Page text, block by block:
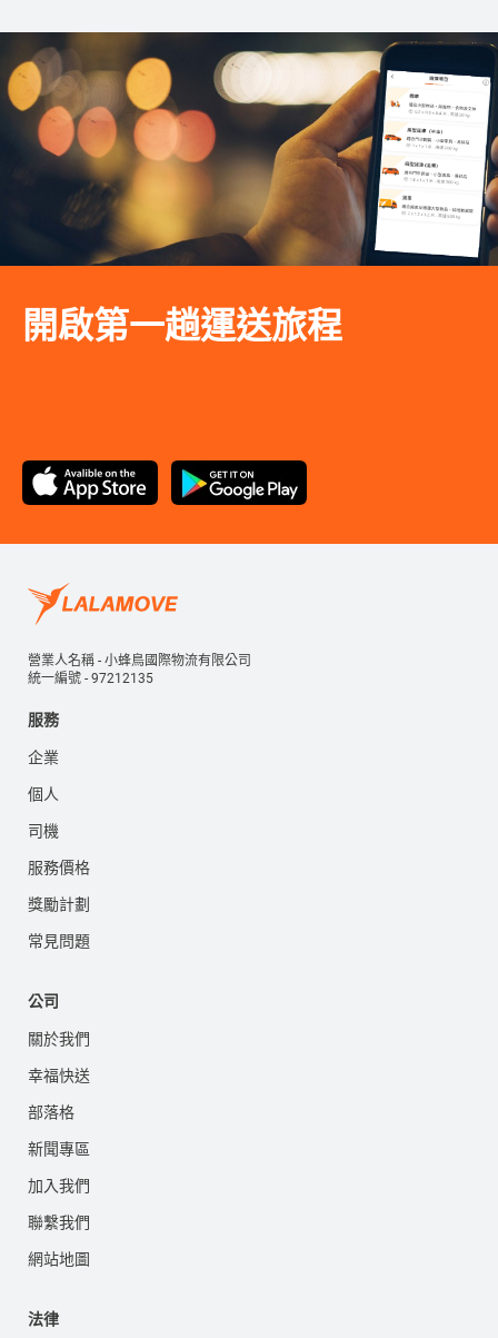
開啟第一趟運送旅程
營業人名稱 - 小蜂鳥國際物流有限公司
統一編號 - 97212135
服務
企業
個人
司機
服務價格
獎勵計劃
常見問題
公司
關於我們
幸福快送
部落格
新聞專區
加入我們
聯繫我們
網站地圖
法律